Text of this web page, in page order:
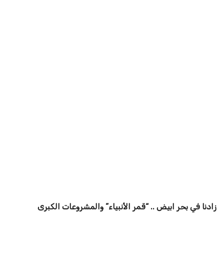
زادنا في بحر ابيض .. “قمر الأنبياء” والمشروعات الكبرى